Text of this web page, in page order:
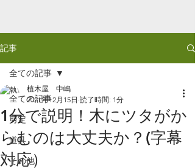
記事
全ての記事
剪定
道具
その他
全ての記事
1分で説明！木にツタがか
らむのは大丈夫か？(字幕
対応）
植木屋 中嶋
2021年12月15日 読了時間: 1分